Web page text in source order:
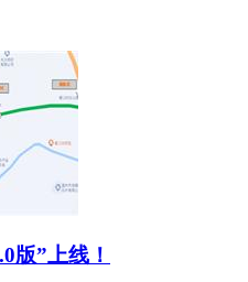
版”上线！